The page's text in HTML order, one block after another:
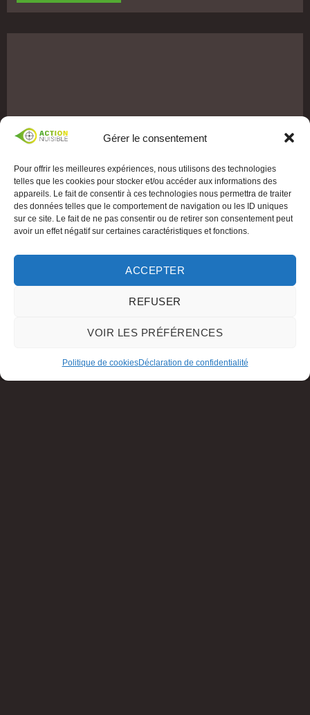
Gérer le consentement
Pour offrir les meilleures expériences, nous utilisons des technologies
telles que les cookies pour stocker et/ou accéder aux informations des
appareils. Le fait de consentir à ces technologies nous permettra de traiter
des données telles que le comportement de navigation ou les ID uniques
sur ce site. Le fait de ne pas consentir ou de retirer son consentement peut
avoir un effet négatif sur certaines caractéristiques et fonctions.
ACCEPTER
REFUSER
VOIR LES PRÉFÉRENCES
Politique de cookiesDéclaration de confidentialité